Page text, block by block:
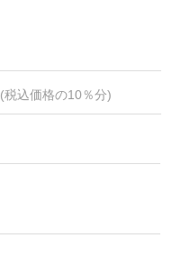
(税込価格の10％分)